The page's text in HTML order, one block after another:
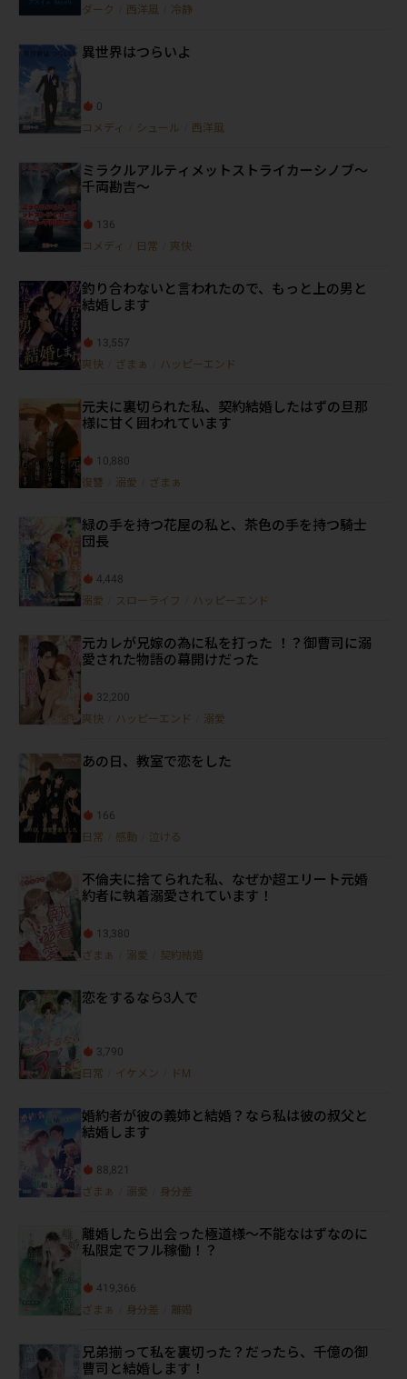
ダーク 西洋風 冷静
異世界はつらいよ
0
コメディ シュール 西洋風
ミラクルアルティメットストライカーシノブ〜
千両勘吉〜
136
コメディ 日常 爽快
釣り合わないと言われたので、もっと上の男と
結婚します
13,557
爽快 ざまぁ ハッピーエンド
元夫に裏切られた私、契約結婚したはずの旦那
様に甘く囲われています
10,880
復讐 溺愛 ざまぁ
緑の手を持つ花屋の私と、茶色の手を持つ騎士
団長
4,448
溺愛 スローライフ ハッピーエンド
元カレが兄嫁の為に私を打った ！？御曹司に溺
愛された物語の幕開けだった
32,200
爽快 ハッピーエンド 溺愛
あの日、教室で恋をした
166
日常 感動 泣ける
不倫夫に捨てられた私、なぜか超エリート元婚
約者に執着溺愛されています！
13,380
ざまぁ 溺愛 契約結婚
恋をするなら3人で
3,790
日常 イケメン ドM
婚約者が彼の義姉と結婚？なら私は彼の叔父と
結婚します
88,821
ざまぁ 溺愛 身分差
離婚したら出会った極道様～不能なはずなのに
私限定でフル稼働！？
419,366
ざまぁ 身分差 離婚
兄弟揃って私を裏切った？だったら、千億の御
曹司と結婚します！